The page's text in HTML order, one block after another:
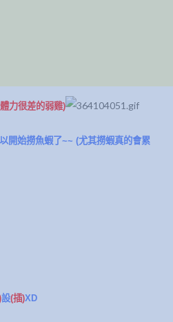
力很差的弱雞)
開始撈魚蝦了~~ (尤其撈蝦真的會累
設(插)XD